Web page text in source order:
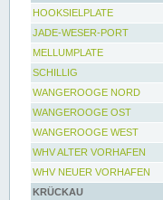
HOOKSIELPLATE
JADE-WESER-PORT
MELLUMPLATE
SCHILLIG
WANGEROOGE NORD
WANGEROOGE OST
WANGEROOGE WEST
WHV ALTER VORHAFEN
WHV NEUER VORHAFEN
KRÜCKAU